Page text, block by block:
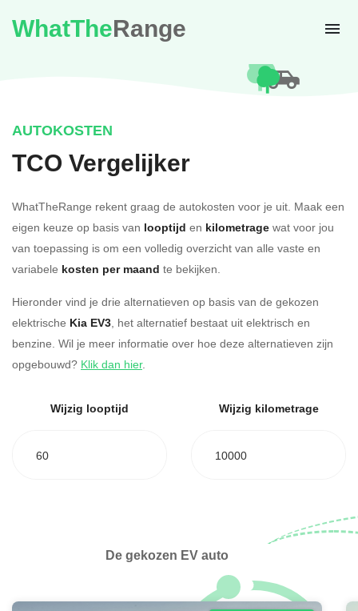
WhatTheRange
AUTOKOSTEN
TCO Vergelijker
WhatTheRange rekent graag de autokosten voor je uit. Maak een
eigen keuze op basis van looptijd en kilometrage wat voor jou
van toepassing is om een volledig overzicht van alle vaste en
variabele kosten per maand te bekijken.
Hieronder vind je drie alternatieven op basis van de gekozen
elektrische Kia EV3, het alternatief bestaat uit elektrisch en
benzine. Wil je meer informatie over hoe deze alternatieven zijn
opgebouwd? Klik dan hier.
Wijzig looptijd
60
Wijzig kilometrage
10000
De gekozen EV auto